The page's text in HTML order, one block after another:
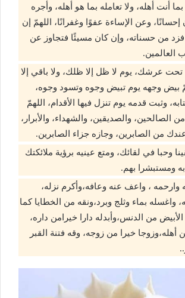
أنت أهله، ولا تعامله بما هو أهله، وأجره
وعن الإساءة عفوًا وغفرانًا، اللهمّ إن
من حسناته، وإن كان مسيئًا فتجاوز عن
العالمين.
تحت عرشك، يوم لا ظل إلا ظلك، ولا باقي إلا
بيض وجهه يوم تبيض وجوه وتسود وجوه،
وثبت قدمه يوم تنزل فيها الأقدام، اللهمّ
الصالحين، والصديقين، والشهداء، والأبرار،
عندك من الصابرين، وجازه جزاء الصابرين.
وحبا في لقائك، ومتع عينيه برؤية ملائكتك
ومستبشرا بهم.
وارحمه ، واعف عنه وعافه،وأكرم نزله،
واغسله بماء وثلج وبرد،ونقه من الخطايا كما
من الدنس،وأبدله دارا خيرامن داره،
أهله،وزوجا خيرا من زوجه، وقه فتنة القبر